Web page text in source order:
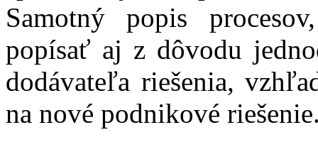
Samotný popis
popísať aj z dôvodu
dodávateľa riešenia,
na nové podnikové